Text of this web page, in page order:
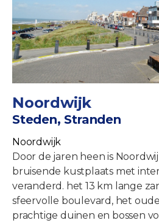
Noordwijk
Steden, Stranden
Noordwijk
Door de jaren heen is
bruisende kustplaats met
veranderd. het 13 km lange
sfeervolle boulevard, het
prachtige duinen en bossen